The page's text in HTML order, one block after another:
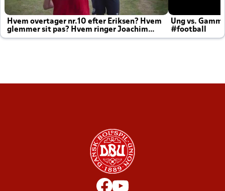
Hvem overtager nr.10 efter Eriksen? Hvem
glemmer sit pas? Hvem ringer Joachim
altid til efter kampe?
Ung vs.
#football